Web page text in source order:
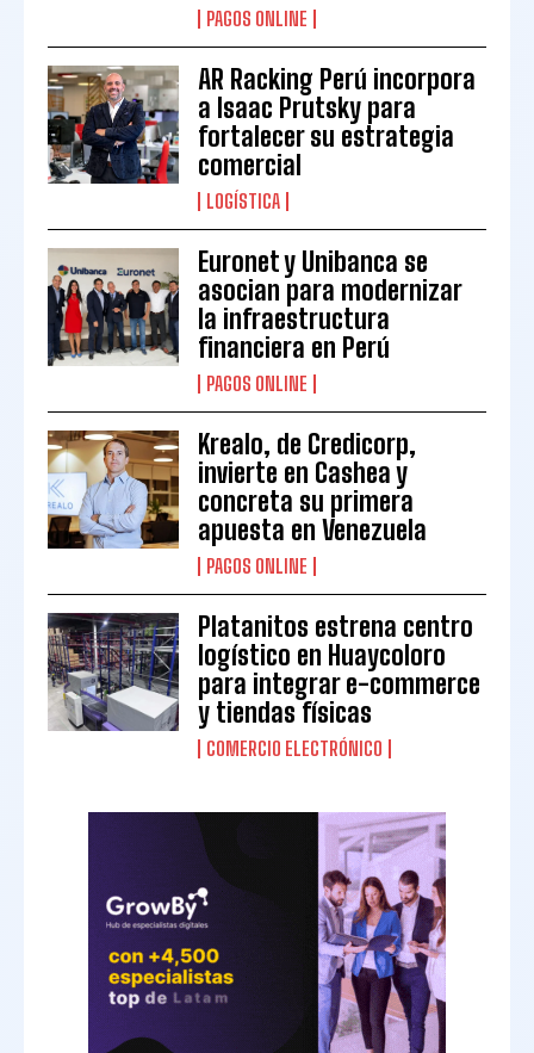
PAGOS ONLINE
AR Racking Perú incorpora
a Isaac Prutsky para
fortalecer su estrategia
comercial
LOGÍSTICA
Euronet y Unibanca se
asocian para modernizar
la infraestructura
financiera en Perú
PAGOS ONLINE
Krealo, de Credicorp,
invierte en Cashea y
concreta su primera
apuesta en Venezuela
PAGOS ONLINE
Platanitos estrena centro
logístico en Huaycoloro
para integrar e-commerce
y tiendas físicas
COMERCIO ELECTRÓNICO